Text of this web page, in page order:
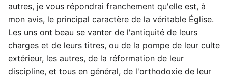
autres, je vous répondrai franchement qu'elle est, à
mon avis, le principal caractère de la véritable Église.
Les uns ont beau se vanter de l'antiquité de leurs
charges et de leurs titres, ou de la pompe de leur culte
extérieur, les autres, de la réformation de leur
discipline, et tous en général, de l'orthodoxie de leur